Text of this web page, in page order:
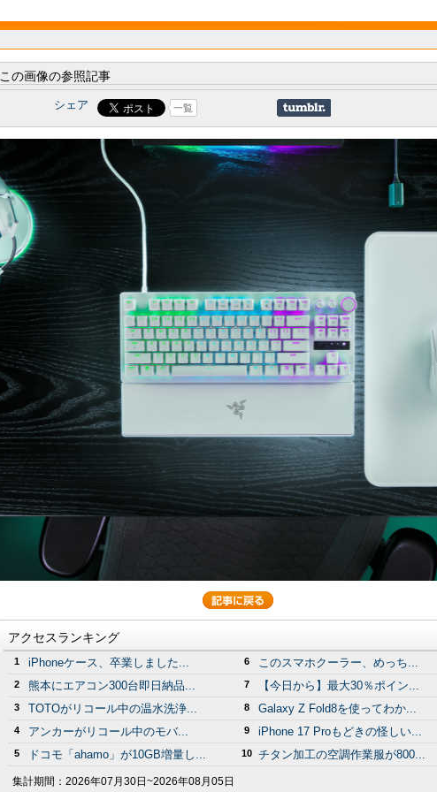
この画像の参照記事
シェア 一覧
アクセスランキング
1 iPhoneケース、卒業しました...
2 熊本にエアコン300台即日納品...
3 TOTOがリコール中の温水洗浄...
4 アンカーがリコール中のモバ...
5 ドコモ「ahamo」が10GB増量し...
6 このスマホクーラー、めっち...
7 【今日から】最大30％ポイン...
8 Galaxy Z Fold8を使ってわか...
9 iPhone 17 Proもどきの怪しい...
10 チタン加工の空調作業服が800...
集計期間： 2026年07月30日~2026年08月05日